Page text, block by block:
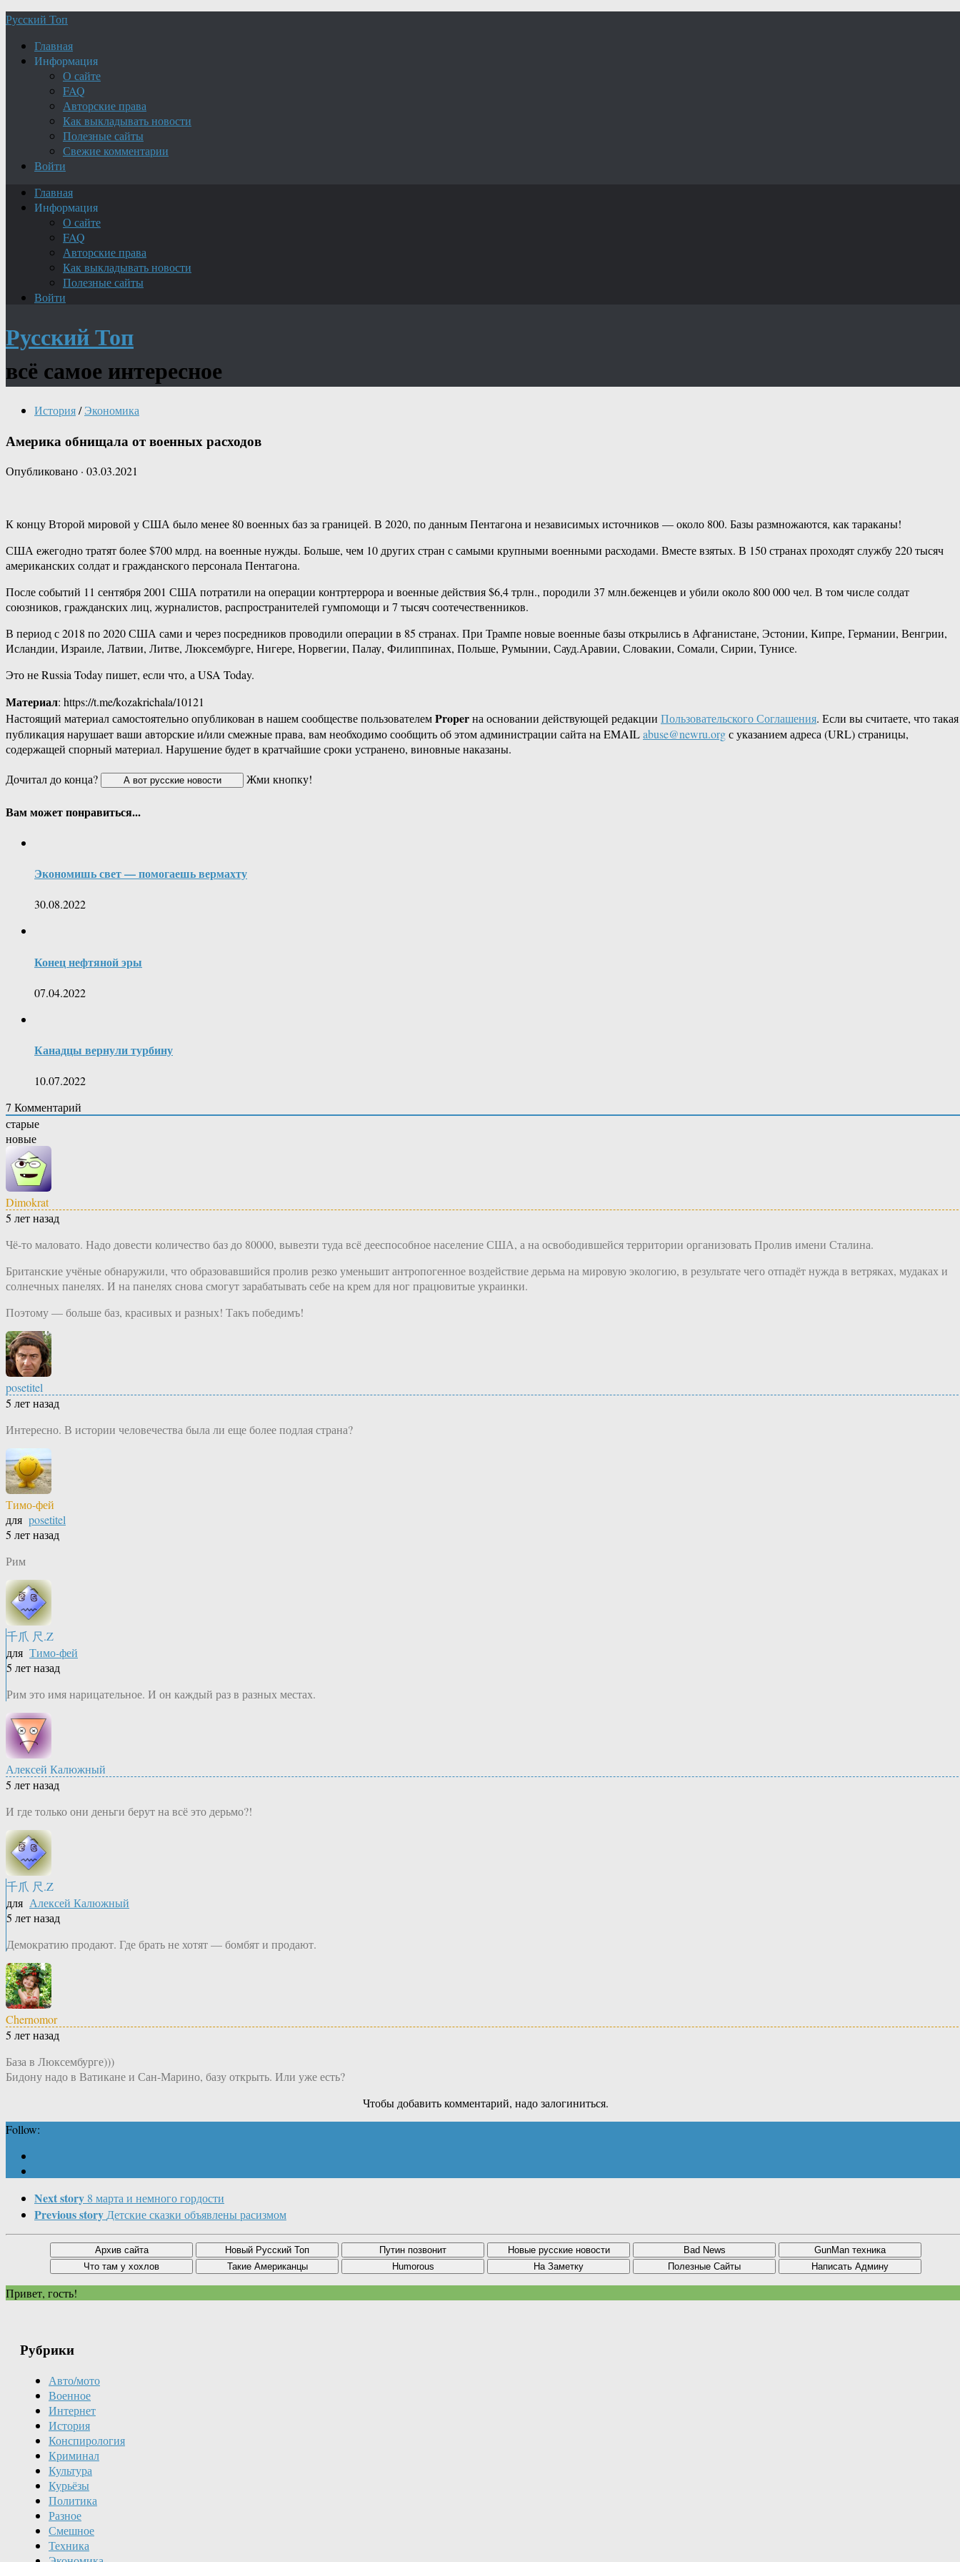
Русский Топ
Главная
Информация
О сайте
FAQ
Авторские права
Как выкладывать новости
Полезные сайты
Свежие комментарии
Войти
Главная
Информация
О сайте
FAQ
Авторские права
Как выкладывать новости
Полезные сайты
Войти
Русский Топ
всё самое интересное
История/ Экономика
Америка обнищала от военных расходов
Опубликовано · 03.03.2021
К концу Второй мировой у США было менее 80 военных баз за границей. В 2020, по данным Пентагона и независимых источников — около 800. Базы размножаются, как тараканы!
США ежегодно тратят более $700 млрд. на военные нужды. Больше, чем 10 других стран с самыми крупными военными расходами. Вместе взятых. В 150 странах проходят службу 220 тысяч
американских солдат и гражданского персонала Пентагона.
После событий 11 сентября 2001 США потратили на операции контртеррора и военные действия $6,4 трлн., породили 37 млн.беженцев и убили около 800 000 чел. В том числе солдат
союзников, гражданских лиц, журналистов, распространителей гумпомощи и 7 тысяч соотечественников.
В период с 2018 по 2020 США сами и через посредников проводили операции в 85 странах. При Трампе новые военные базы открылись в Афганистане, Эстонии, Кипре, Германии, Венгрии,
Исландии, Израиле, Латвии, Литве, Люксембурге, Нигере, Норвегии, Палау, Филиппинах, Польше, Румынии, Сауд.Аравии, Словакии, Сомали, Сирии, Тунисе.
Это не Russia Today пишет, если что, а USA Today.
Материал: https://t.me/kozakrichala/10121
Настоящий материал самостоятельно опубликован в нашем сообществе пользователемProperна основании действующей редакции Пользовательского Соглашения. Если вы считаете, что такая
публикация нарушает ваши авторские и/или смежные права, вам необходимо сообщить об этом администрации сайта на EMAILabuse@newru.orgс указанием адреса (URL) страницы,
содержащей спорный материал. Нарушение будет в кратчайшие сроки устранено, виновные наказаны.
Дочитал до конца?
Жми кнопку!
Вам может понравиться...
Экономишь свет — помогаешь вермахту
30.08.2022
Конец нефтяной эры
07.04.2022
Канадцы вернули турбину
10.07.2022
7 Комментарий
старые
новые
Dimokrat
5 лет назад
Чё-то маловато. Надо довести количество баз до 80000, вывезти туда всё дееспособное население США, а на освободившейся территории организовать Пролив имени Сталина.
Британские учёные обнаружили, что образовавшийся пролив резко уменьшит антропогенное воздействие дерьма на мировую экологию, в результате чего отпадёт нужда в ветряках, мудаках и
солнечных панелях. И на панелях снова смогут зарабатывать себе на крем для ног працювитые украинки.
Поэтому — больше баз, красивых и разных! Такъ победимъ!
posetitel
5 лет назад
Интересно. В истории человечества была ли еще более подлая страна?
Тимо-фей
для posetitel
5 лет назад
Рим
千爪 尺.Z
для Тимо-фей
5 лет назад
Рим это имя нарицательное. И он каждый раз в разных местах.
Алексей Калюжный
5 лет назад
И где только они деньги берут на всё это дерьмо?!
千爪 尺.Z
для Алексей Калюжный
5 лет назад
Демократию продают. Где брать не хотят — бомбят и продают.
Chernomor
5 лет назад
База в Люксембурге)))
Бидону надо в Ватикане и Сан-Марино, базу открыть. Или уже есть?
Чтобы добавить комментарий, надо залогиниться.
Follow:
Next story 8 марта и немного гордости
Previous storyДетские сказки объявлены расизмом
Привет, гость!
Рубрики
Авто/мото
Военное
Интернет
История
Конспирология
Криминал
Культура
Курьёзы
Политика
Разное
Смешное
Техника